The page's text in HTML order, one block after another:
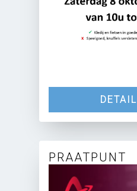
DETAIL
PRAATPUNT